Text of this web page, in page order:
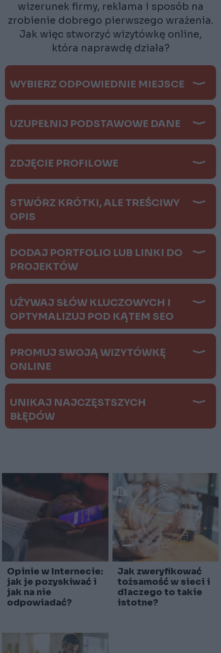
wizerunek firmy, reklama i sposób na
zrobienie dobrego pierwszego wrażenia.
Jak więc stworzyć wizytówkę online,
która naprawdę działa?
WYBIERZ ODPOWIEDNIE MIEJSCE
UZUPEŁNIJ PODSTAWOWE DANE
ZDJĘCIE PROFILOWE
STWÓRZ KRÓTKI, ALE TREŚCIWY
OPIS
DODAJ PORTFOLIO LUB LINKI DO
PROJEKTÓW
UŻYWAJ SŁÓW KLUCZOWYCH I
OPTYMALIZUJ POD KĄTEM SEO
PROMUJ SWOJĄ WIZYTÓWKĘ
ONLINE
UNIKAJ NAJCZĘSTSZYCH
BŁĘDÓW
Opinie w Internecie:
jak je pozyskiwać i
jak na nie
odpowiadać?
Jak zweryfikować
tożsamość w sieci i
dlaczego to takie
istotne?